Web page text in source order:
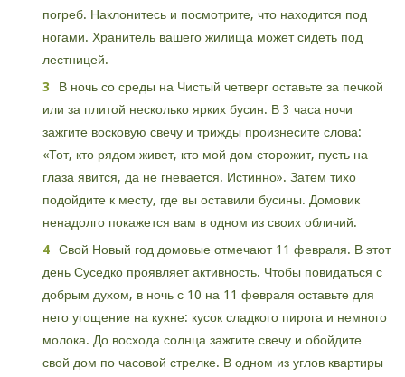
погреб. Наклонитесь и посмотрите, что находится под
ногами. Хранитель вашего жилища может сидеть под
лестницей.
В ночь со среды на Чистый четверг оставьте за печкой
или за плитой несколько ярких бусин. В 3 часа ночи
зажгите восковую свечу и трижды произнесите слова:
«Тот, кто рядом живет, кто мой дом сторожит, пусть на
глаза явится, да не гневается. Истинно». Затем тихо
подойдите к месту, где вы оставили бусины. Домовик
ненадолго покажется вам в одном из своих обличий.
Свой Новый год домовые отмечают 11 февраля. В этот
день Суседко проявляет активность. Чтобы повидаться с
добрым духом, в ночь с 10 на 11 февраля оставьте для
него угощение на кухне: кусок сладкого пирога и немного
молока. До восхода солнца зажгите свечу и обойдите
свой дом по часовой стрелке. В одном из углов квартиры